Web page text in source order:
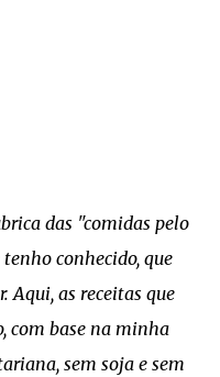
das "comidas pelo
conhecido, que
Aqui, as receitas que
com base na minha
sem soja e sem